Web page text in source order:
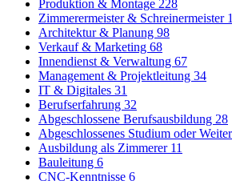
Produktion & Montage 228
Zimmerermeister & Schreinermeister
Architektur & Planung 98
Verkauf & Marketing 68
Innendienst & Verwaltung 67
Management & Projektleitung 34
IT & Digitales 31
Berufserfahrung 32
Abgeschlossene Berufsausbildung 28
Abgeschlossenes Studium oder
Ausbildung als Zimmerer 11
Bauleitung 6
CNC-Kenntnisse 6